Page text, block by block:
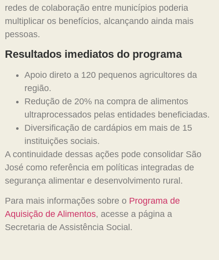
redes de colaboração entre municípios poderia
multiplicar os benefícios, alcançando ainda mais
pessoas.
Resultados imediatos do programa
Apoio direto a 120 pequenos agricultores da
região.
Redução de 20% na compra de alimentos
ultraprocessados pelas entidades beneficiadas.
Diversificação de cardápios em mais de 15
instituições sociais.
A continuidade dessas ações pode consolidar São
José como referência em políticas integradas de
segurança alimentar e desenvolvimento rural.
Para mais informações sobre o Programa de
Aquisição de Alimentos, acesse a página a
Secretaria de Assistência Social.